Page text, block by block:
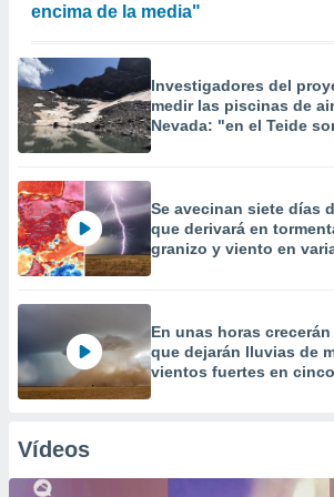
encima de la media"
Investigadores del
medir las piscinas de
Nevada: "en el Teide
Se avecinan siete días
que derivará en
granizo y viento en
En unas horas
que dejarán lluvias de
vientos fuertes en
Vídeos